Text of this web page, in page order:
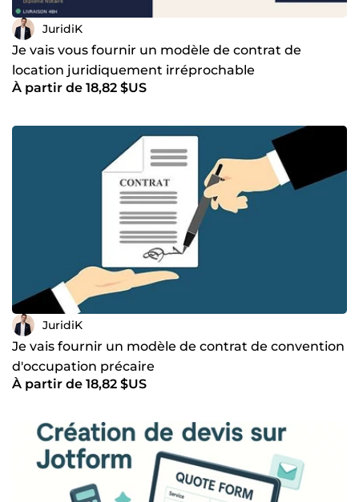
JuridiK
Je vais vous fournir un modèle de contrat de
location juridiquement irréprochable
À partir de 18,82 $US
JuridiK
Je vais fournir un modèle de contrat de convention
d'occupation précaire
À partir de 18,82 $US